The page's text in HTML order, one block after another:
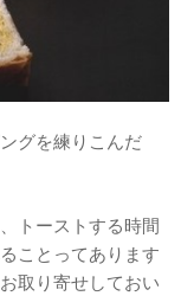
グを練りこんだ
トーストする時間
ことってあります
取り寄せしておい